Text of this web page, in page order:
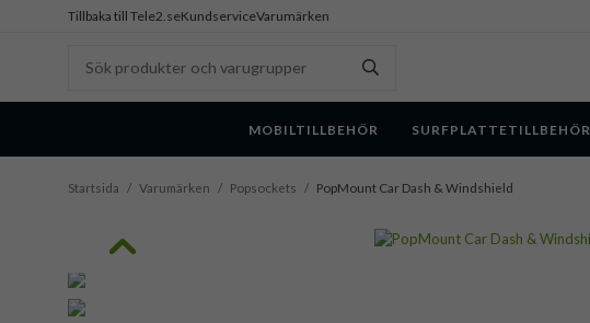
Tillbaka till Tele2.seKundserviceVarumärken
MOBILTILLBEHÖR SURFPLATTETILLBEHÖR
Startsida / Varumärken / Popsockets / PopMount Car Dash & Windshield